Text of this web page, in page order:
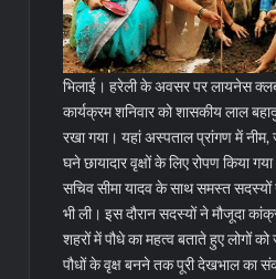
भिलाई। हरेली के अवसर पर लायनेस क्लब
कार्यक्रम शनिवार को शासकीय लाल
रखा गया। यहां अस्पताल प्रांगण में
घने छायादार वृक्षों के लिए रोपण किया
सचिव सीमा यादव के साथ समस्त सदस्यों
भी ली। इस दौरान सदस्यों ने मौजूदा
शहरों में पौधे का महत्व बताते हुए लोगों
पौधों के वृक्ष बनने तक पूरी देखभाल का